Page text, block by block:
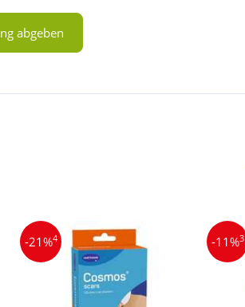
abgeben
-21%4 -11%3